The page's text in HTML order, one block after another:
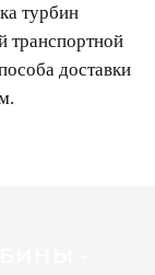
турбин
транспортной
доставки